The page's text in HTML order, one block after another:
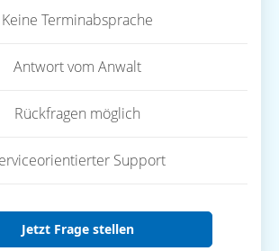
Keine Terminabsprache
Antwort vom Anwalt
Rückfragen möglich
Support
Jetzt Frage stellen